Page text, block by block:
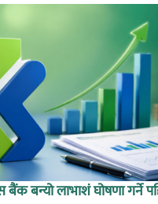
बैंक बन्यो लाभाशं घोषणा गर्ने